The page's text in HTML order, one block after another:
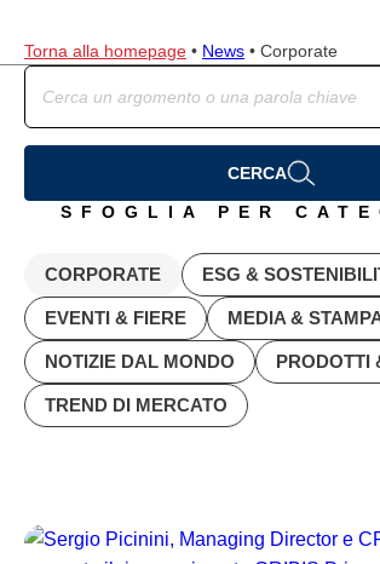
IMPEGNO
CARRIERE
CONTATTI
EN
Torna alla homepage • News • Corporate
CERCA
SFOGLIA PER
CORPORATE ESG &
EVENTI & FIERE MEDIA &
NOTIZIE DAL MONDO PRODOTTI
TREND DI MERCATO